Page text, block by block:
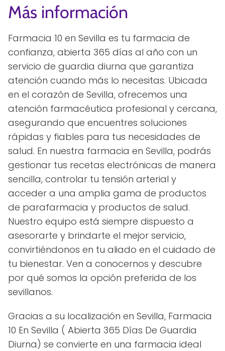
Más información
Farmacia 10 en Sevilla es tu farmacia de
confianza, abierta 365 días al año con un
servicio de guardia diurna que garantiza
atención cuando más lo necesitas. Ubicada
en el corazón de Sevilla, ofrecemos una
atención farmacéutica profesional y cercana,
asegurando que encuentres soluciones
rápidas y fiables para tus necesidades de
salud. En nuestra farmacia en Sevilla, podrás
gestionar tus recetas electrónicas de manera
sencilla, controlar tu tensión arterial y
acceder a una amplia gama de productos
de parafarmacia y productos de salud.
Nuestro equipo está siempre dispuesto a
asesorarte y brindarte el mejor servicio,
convirtiéndonos en tu aliado en el cuidado de
tu bienestar. Ven a conocernos y descubre
por qué somos la opción preferida de los
sevillanos.
Gracias a su localización en Sevilla, Farmacia
10 En Sevilla ( Abierta 365 Días De Guardia
Diurna) se convierte en una farmacia ideal